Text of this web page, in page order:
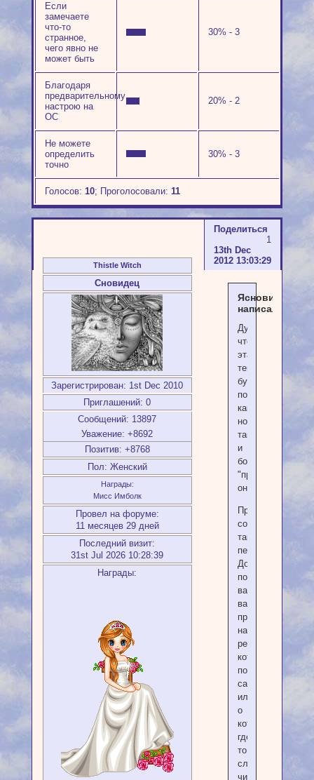
Если
замечаете
что-то
странное,
чего явно не
может быть
30% - 3
Благодаря
предварительному
настрою на
ОС
20% - 2
Не можете
определить
точно
30% - 3
Голосов: 10; Проголосовали: 11
Поделиться
1
13th Dec
2012 13:03:29
Thistle Witch
Сновидец
Зарегистрирован: 1st Dec 2010
Приглашений: 0
Сообщений: 13897
Уважение: +8692
Позитив: +8768
Пол: Женский
Награды:
Мисс Имболк
Провел на форуме:
11 месяцев 29 дней
Последний визит:
31st Jul 2026 10:28:39
Награды:
Ясновидец
написал(а):
Думаю,
что
эта
тема
будет
полезна
как
новичкам,
так
и
более
"продвинутым"
онейронавтам.
Предлагаю
создать
такой
перечень.
Добавляйте,
пожалуйста,
ваши
варианты
проверок
на
реальность,
которыми
пользуетесь
сами
или
о
которых
где-
то
слышали/
читали!